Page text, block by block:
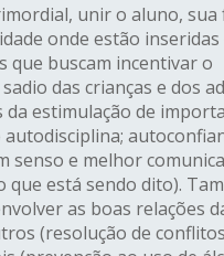
unir o aluno, sua
onde estão inseridas
que buscam incentivar o
das crianças e dos
da estimulação de
autodisciplina;
senso e melhor
que está sendo dito).
as boas relações
(resolução de